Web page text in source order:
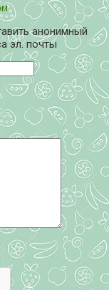
анонимный
эл. почты